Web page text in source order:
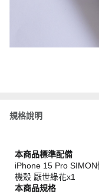
規格說明
本商品標準配備
iPhone 15 Pro
機殼 厭世綠花x1
本商品規格